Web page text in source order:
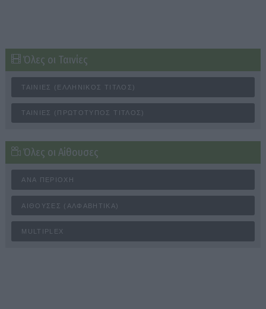
Όλες οι Ταινίες
ΤΑΙΝΊΕΣ (ΕΛΛΗΝΙΚΌΣ ΤΊΤΛΟΣ)
ΤΑΙΝΊΕΣ (ΠΡΩΤΌΤΥΠΟΣ ΤΊΤΛΟΣ)
Όλες οι Αίθουσες
ΑΝΆ ΠΕΡΙΟΧΉ
ΑΊΘΟΥΣΕΣ (ΑΛΦΑΒΗΤΙΚΆ)
MULTIPLEX